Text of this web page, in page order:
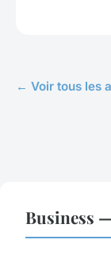
← Voir tous les
Business